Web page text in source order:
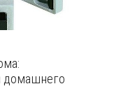
домашнего